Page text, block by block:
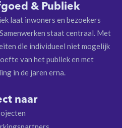
& Publiek
laat inwoners en bezoekers
staat centraal. Met
die individueel niet mogelijk
van het publiek en met
in de jaren erna.
naar